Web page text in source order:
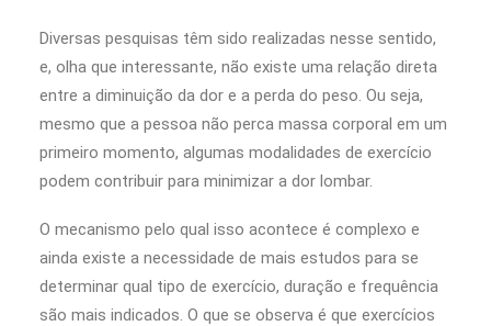
Diversas pesquisas têm sido realizadas nesse sentido,
e, olha que interessante, não existe uma relação direta
entre a diminuição da dor e a perda do peso. Ou seja,
mesmo que a pessoa não perca massa corporal em um
primeiro momento, algumas modalidades de exercício
podem contribuir para minimizar a dor lombar.
O mecanismo pelo qual isso acontece é complexo e
ainda existe a necessidade de mais estudos para se
determinar qual tipo de exercício, duração e frequência
são mais indicados. O que se observa é que exercícios